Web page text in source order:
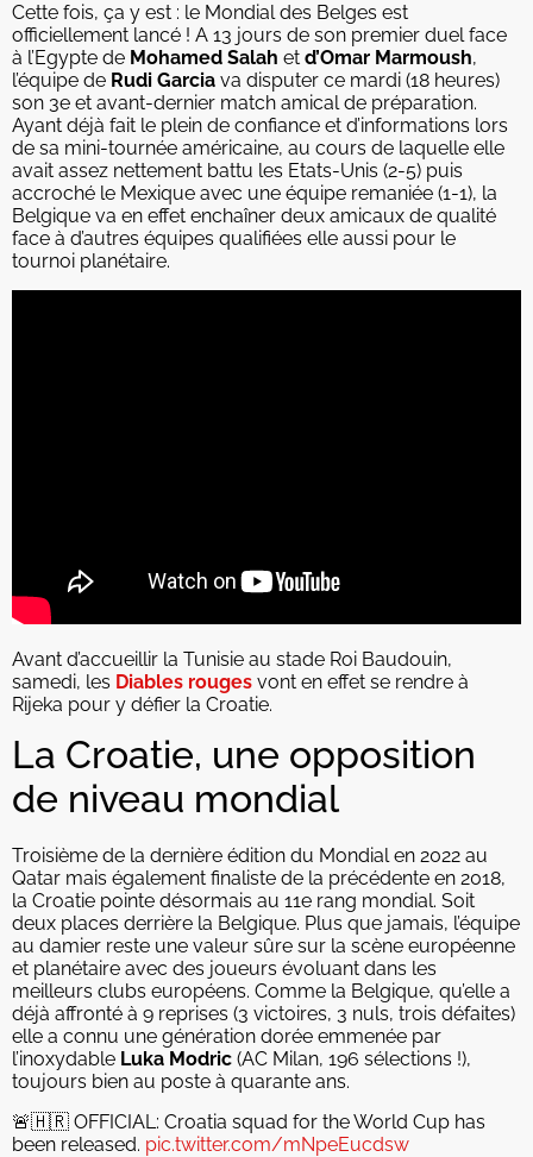
Cette fois, ça y est : le Mondial des Belges est
officiellement lancé ! A 13 jours de son premier duel face
à l’Egypte de Mohamed Salah et d’Omar Marmoush,
l’équipe de Rudi Garcia va disputer ce mardi (18 heures)
son 3e et avant-dernier match amical de préparation.
Ayant déjà fait le plein de confiance et d’informations lors
de sa mini-tournée américaine, au cours de laquelle elle
avait assez nettement battu les Etats-Unis (2-5) puis
accroché le Mexique avec une équipe remaniée (1-1), la
Belgique va en effet enchaîner deux amicaux de qualité
face à d’autres équipes qualifiées elle aussi pour le
tournoi planétaire.
Avant d’accueillir la Tunisie au stade Roi Baudouin,
samedi, les Diables rouges vont en effet se rendre à
Rijeka pour y défier la Croatie.
La Croatie, une opposition
de niveau mondial
Troisième de la dernière édition du Mondial en 2022 au
Qatar mais également finaliste de la précédente en 2018,
la Croatie pointe désormais au 11e rang mondial. Soit
deux places derrière la Belgique. Plus que jamais, l’équipe
au damier reste une valeur sûre sur la scène européenne
et planétaire avec des joueurs évoluant dans les
meilleurs clubs européens. Comme la Belgique, qu’elle a
déjà affronté à 9 reprises (3 victoires, 3 nuls, trois défaites)
elle a connu une génération dorée emmenée par
l’inoxydable Luka Modric (AC Milan, 196 sélections !),
toujours bien au poste à quarante ans.
🚨🇭🇷 OFFICIAL: Croatia squad for the World Cup has
been released. pic.twitter.com/mNpeEucdsw